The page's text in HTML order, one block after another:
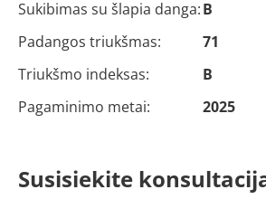
Sukibimas su šlapia danga:B
Padangos triukšmas:
71
Triukšmo indeksas:
B
Pagaminimo metai:
2025
Susisiekite